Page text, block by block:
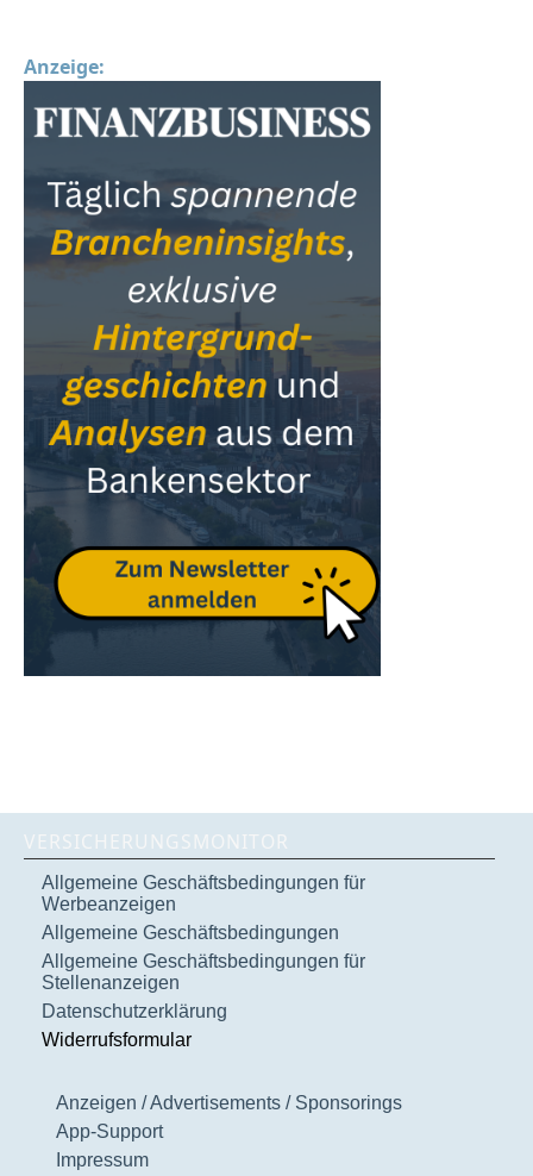
Anzeige:
VERSICHERUNGSMONITOR
Allgemeine Geschäftsbedingungen für
Werbeanzeigen
Allgemeine Geschäftsbedingungen
Allgemeine Geschäftsbedingungen für
Stellenanzeigen
Datenschutzerklärung
Widerrufsformular
Anzeigen / Advertisements / Sponsorings
App-Support
Impressum